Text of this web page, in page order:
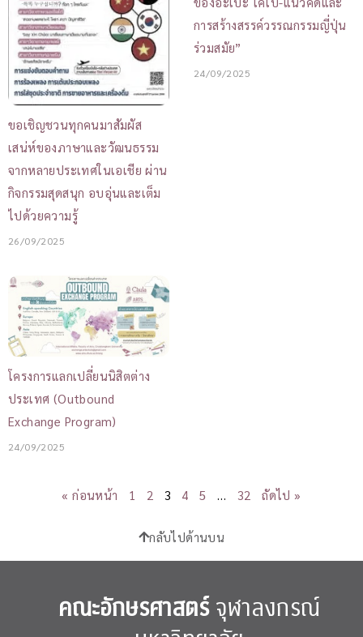
ขอเชิญชวนทุกคนมาสัมผัส
เสน่ห์ของภาษาและวัฒนธรรม
จากหลายประเทศในเอเชีย ผ่าน
กิจกรรมสุดสนุก อบอุ่นและเต็ม
ไปด้วยความรู้
26/09/2025
การสร้างสรรค์วรรณกรรมญี่ปุ่น
ร่วมสมัย”
24/09/2025
โครงการแลกเปลี่ยนนิสิตต่าง
ประเทศ (Outbound
Exchange Program)
24/09/2025
« ก่อนหน้า 1 2 3 4 5 32 ถัดไป »
กลับไปด้านบน
คณะอักษรศาสตร์จุฬาลงกรณ์